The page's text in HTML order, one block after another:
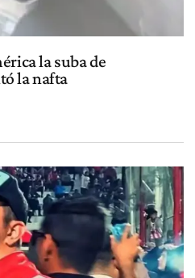
la suba de
la nafta